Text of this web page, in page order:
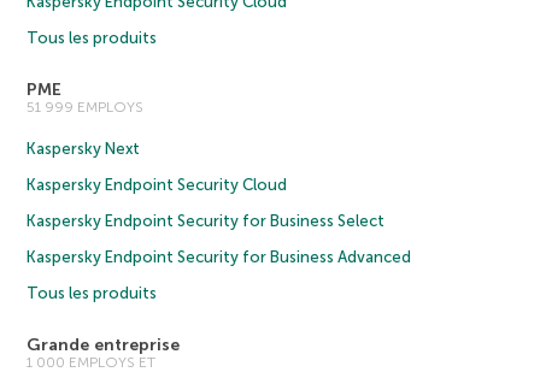
Tous les produits
PME
51 999 EMPLOYS
Kaspersky Next
Kaspersky Endpoint Security Cloud
Kaspersky Endpoint Security for Business Select
Kaspersky Endpoint Security for Business Advanced
Tous les produits
Grande entreprise
1 000 EMPLOYS ET